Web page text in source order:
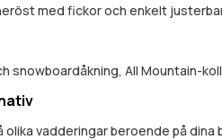
med fickor och enkelt
snowboardåkning, All Mountain-
olika vadderingar beroende på